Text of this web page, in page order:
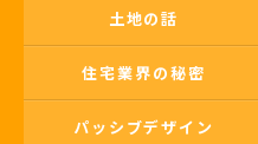
土地の話
住宅業界の秘密
パッシブデザイン